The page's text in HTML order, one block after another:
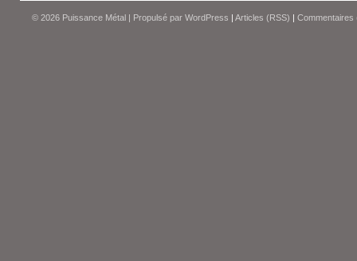
© 2026 Puissance Métal | Propulsé par WordPress | Articles (RSS) | Commentaires